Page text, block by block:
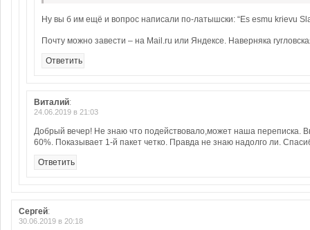
Ну вы б им ещё и вопрос написали по-латышски: “Es esmu krievu
Почту можно завести – на Mail.ru или Яндексе. Наверняка
Ответить
Виталий:
24.06.2019 в 21:03
Добрый вечер! Не знаю что подействовало,может наша переписка.
60%. Показывает 1-й пакет четко. Правда не знаю надолго ли.
Ответить
Сергей:
30.06.2019 в 20:18